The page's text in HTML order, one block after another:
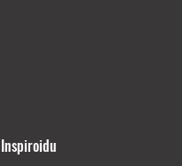
Inspiroidu